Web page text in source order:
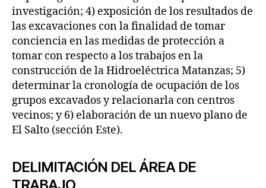
investigación; 4) exposición de los resultados de
las excavaciones con la finalidad de tomar
conciencia en las medidas de protección a
tomar con respecto a los trabajos en la
construcción de la Hidroeléctrica Matanzas; 5)
determinar la cronología de ocupación de los
grupos excavados y relacionarla con centros
vecinos; y 6) elaboración de un nuevo plano de
El Salto (sección Este).
DELIMITACIÓN DEL ÁREA DE